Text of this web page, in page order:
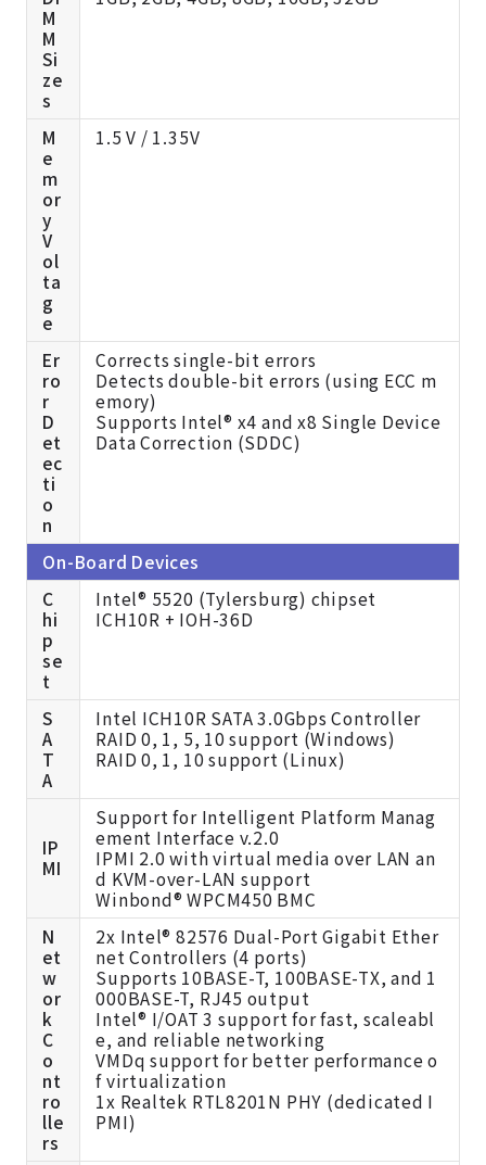
M
M
Si
ze
s
M
e
m
or
y
V
ol
ta
g
e
1.5 V / 1.35V
Er
ro
r
D
et
ec
ti
o
n
Corrects single-bit errors
Detects double-bit errors (using ECC m
emory)
Supports Intel® x4 and x8 Single Device
Data Correction (SDDC)
On-Board Devices
C
hi
p
se
t
Intel® 5520 (Tylersburg) chipset
ICH10R + IOH-36D
S
A
T
A
Intel ICH10R SATA 3.0Gbps Controller
RAID 0, 1, 5, 10 support (Windows)
RAID 0, 1, 10 support (Linux)
IP
MI
Support for Intelligent Platform Manag
ement Interface v.2.0
IPMI 2.0 with virtual media over LAN an
d KVM-over-LAN support
Winbond® WPCM450 BMC
N
et
w
or
k
C
o
nt
ro
lle
rs
2x Intel® 82576 Dual-Port Gigabit Ether
net Controllers (4 ports)
Supports 10BASE-T, 100BASE-TX, and 1
000BASE-T, RJ45 output
Intel® I/OAT 3 support for fast, scaleabl
e, and reliable networking
VMDq support for better performance o
f virtualization
1x Realtek RTL8201N PHY (dedicated I
PMI)